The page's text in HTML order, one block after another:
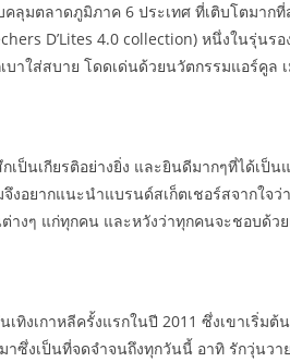
คลุมตลาดภูมิภาค 6 ประเทศ ที่เติบโตมา
D’Lites 4.0 collection) หนึ่งในรุ่
บาใส่สบาย โดดเด่นด้วยนวัตกรรมแอร์คูล
เป็นเกียรติอย่างยิ่ง และยินดีมากๆที่ได้เ
จึงอยากแนะนำแบรนด์สเก็ตเชอร์สจากใ
างๆ แก่ทุกคน และหวังว่าทุกคนจะชอบด้ว
ทิงเกาหลีครั้งแรกในปี 2011 ซึ่งเขาเริ่ม
ซึ่งเป็นที่จดจำจนถึงทุกวันนี้ อาทิ รักวุ่นวา